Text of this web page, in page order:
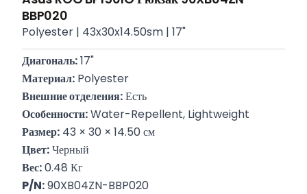
BBP020
Polyester | 43x30x14.50sm | 17"
Диагональ: 17"
Материал: Polyester
Внешние отделения: Есть
Особенности: Water-Repellent, Lightweight
Размер: 43 × 30 × 14.50 см
Цвет: Черный
Вес: 0.48 Кг
P/N: 90XB04ZN-BBP020